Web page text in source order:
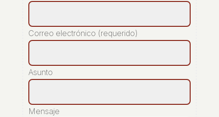
Correo electrónico (requerido)
Asunto
Mensaje